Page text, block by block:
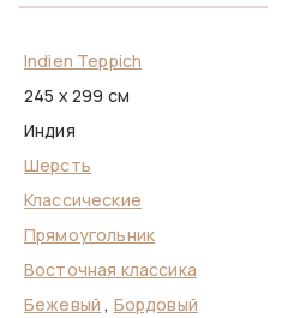
Indien Teppich
245 x 299 см
Индия
Шерсть
Классические
Прямоугольник
Восточная классика
Бежевый , Бордовый